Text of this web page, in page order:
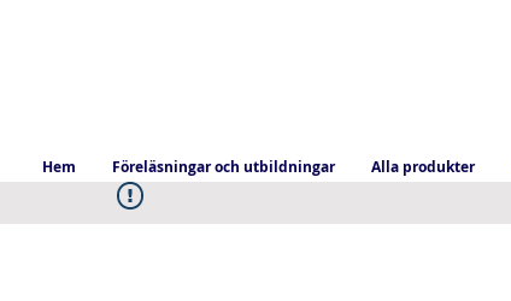
Hem Föreläsningar och utbildningar Alla produkter